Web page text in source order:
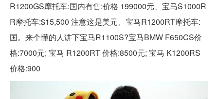
R1200GS摩托车:国内有售:价格 199000元、宝马S1000R
R摩托车:$15,500 注意这是美元、宝马R1200RT摩托车:
国。来个懂的人讲下宝马R1100S?宝马BMW F650CS价
格:7000元; 宝马 R1200RT 价格:8500元; 宝马 K1200RS
价格:900